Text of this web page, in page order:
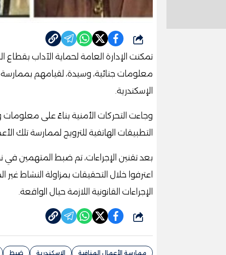
شارك
تمكنت الإدارة العامة لحماية الآداب
معلومات جنائية، وسيدة، لقيامهم
الإسكندرية.
وجاءت التحركات الأمنية بناءً على
التطبيقات الهاتفية للترويج لممارسة تلك
بعد تقنين الإجراءات، تم ضبط المتهمين
اعترفوا خلال التحقيقات بمزاولة النشاط غير
الإجراءات القانونية اللازمة حيال الواقعة.
شارك
ممارسة الأعمال المنافية الإسكندرية ضبط